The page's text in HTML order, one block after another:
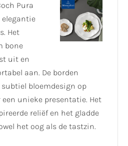
Pura
elegantie
Het
bone
uit en
aan. De borden
bloemdesign op
unieke presentatie. Het
reliëf en het gladde
het oog als de tastzin.